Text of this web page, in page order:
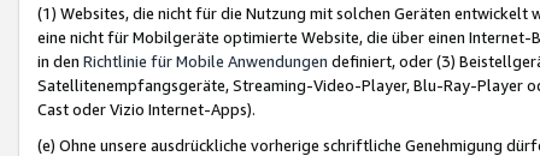
(1) Websites, die nicht für die Nutzung mit solchen Geräten
eine nicht für Mobilgeräte optimierte Website, die über einen
in den Richtlinie für Mobile Anwendungen definiert, oder (3)
Satellitenempfangsgeräte, Streaming-Video-Player, Blu-Ray-Player
Cast oder Vizio Internet-Apps).
(e) Ohne unsere ausdrückliche vorherige schriftliche Genehmigung